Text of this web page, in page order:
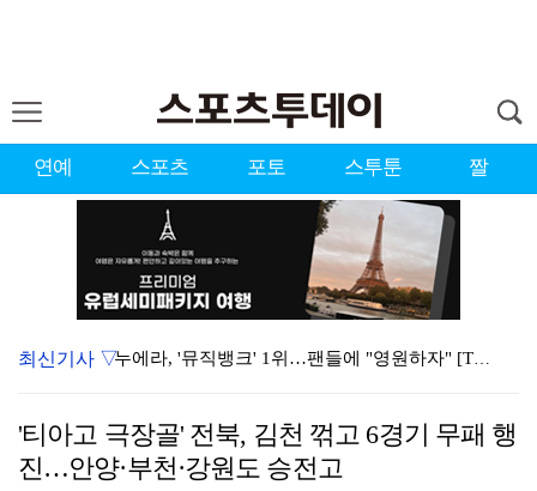
연예 스포츠 포토 스투툰 짤
누에라, '뮤직뱅크' 1위…팬들에 "영원하자" [TV캡…
폭발까지 5분…안보현·정은채, 목숨 건 사투 시작(재벌…
최신기사 ▽
'티아고 극장골' 전북, 김천 꺾고 6경기 무패 행
진…안양·부천·강원도 승전고